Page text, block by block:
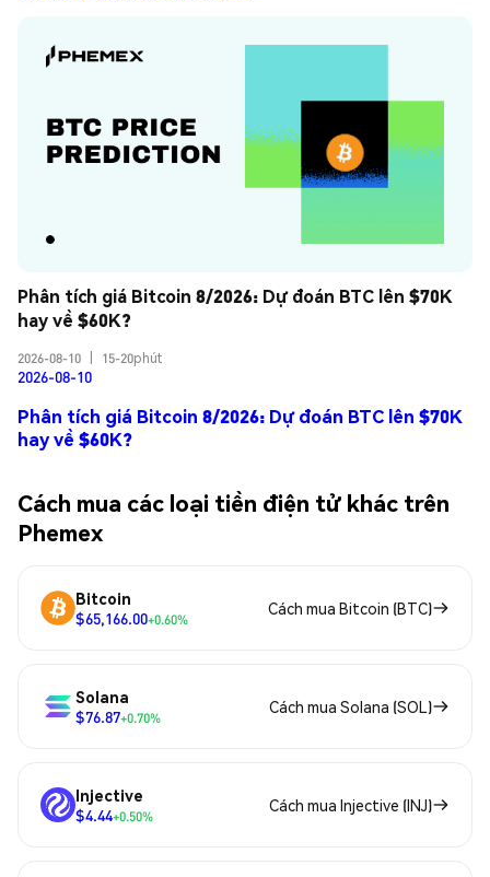
Phân tích giá Bitcoin 8/2026: Dự đoán BTC lên $70K
hay về $60K?
2026-08-10 15-20phút
2026-08-10
Phân tích giá Bitcoin 8/2026: Dự đoán BTC lên $70K
hay về $60K?
Cách mua các loại tiền điện tử khác trên
Phemex
Bitcoin
$65,166.00+0.60%
Cách mua Bitcoin (BTC)
Solana
$76.87+0.70%
Cách mua Solana (SOL)
Injective
$4.44+0.50%
Cách mua Injective (INJ)